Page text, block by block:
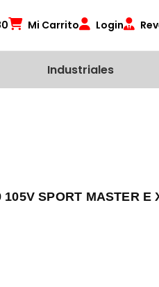
Mi Carrito Login
Industriales
SPORT MASTER E